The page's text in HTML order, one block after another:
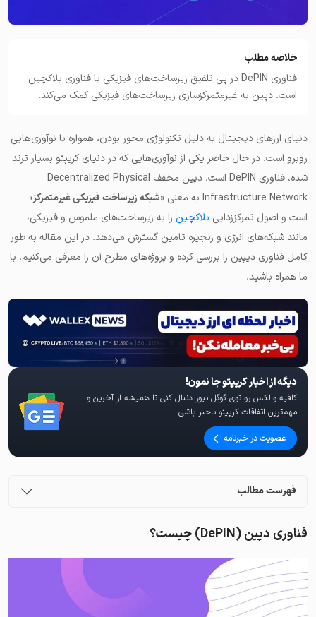
خلاصه مطلب
فناوری DePIN در پی تلفیق زیرساخت‌های فیزیکی با فناوری بلاکچین
است. دپین به غیرمتمرکزسازی زیرساخت‌های فیزیکی کمک می‌کند.
دنیای ارزهای دیجیتال به دلیل تکنولوژی محور بودن، همواره با نوآوری‌هایی
روبرو است. در حال حاضر یکی از نوآوری‌هایی که در دنیای کریپتو بسیار ترند
شده، فناوری DePIN است. دپین مخفف Decentralized Physical
Infrastructure Network به معنی «
شبکه زیرساخت فیزیکی غیرمتمرکز»
است و اصول تمرکززدایی بلاکچین را به زیرساخت‌های ملموس و فیزیکی،
مانند شبکه‌های انرژی و زنجیره تامین گسترش می‌دهد. در این مقاله به طور
کامل فناوری دیپین را بررسی کرده و پروژه‌های مطرح آن را معرفی می‌کنیم. با
ما همراه باشید.
دیگه از اخبار کریپتو جا نمون!
کافیه والکس رو توی گوگل نیوز دنبال کنی تا همیشه از آخرین و
مهم‌ترین اتفاقات کریپتو باخبر باشی.
عضویت در خبرنامه
فهرست مطالب
فناوری دپین (DePIN) چیست؟